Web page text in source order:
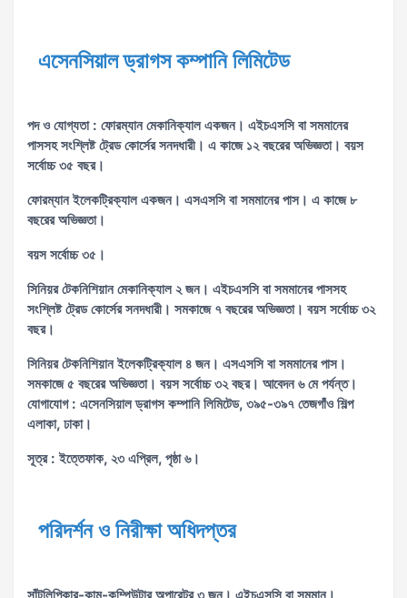
এসেনসিয়াল ড্রাগস কম্পানি লিমিটেড
পদ ও যোগ্যতা : ফোরম্যান মেকানিক্যাল একজন। এইচএসসি বা সমমানের
পাসসহ সংশ্লিষ্ট ট্রেড কোর্সের সনদধারী। এ কাজে ১২ বছরের অভিজ্ঞতা। বয়স
সর্বোচ্চ ৩৫ বছর।
ফোরম্যান ইলেকট্রিক্যাল একজন। এসএসসি বা সমমানের পাস। এ কাজে ৮
বছরের অভিজ্ঞতা।
বয়স সর্বোচ্চ ৩৫।
সিনিয়র টেকনিশিয়ান মেকানিক্যাল ২ জন। এইচএসসি বা সমমানের পাসসহ
সংশ্লিষ্ট ট্রেড কোর্সের সনদধারী। সমকাজে ৭ বছরের অভিজ্ঞতা। বয়স সর্বোচ্চ ৩২
বছর।
সিনিয়র টেকনিশিয়ান ইলেকট্রিক্যাল ৪ জন। এসএসসি বা সমমানের পাস।
সমকাজে ৫ বছরের অভিজ্ঞতা। বয়স সর্বোচ্চ ৩২ বছর। আবেদন ৬ মে পর্যন্ত।
যোগাযোগ : এসেনসিয়াল ড্রাগস কম্পানি লিমিটেড, ৩৯৫-৩৯৭ তেজগাঁও শিল্প
এলাকা, ঢাকা।
সূত্র : ইত্তেফাক, ২৩ এপ্রিল, পৃষ্ঠা ৬।
পরিদর্শন ও নিরীক্ষা অধিদপ্তর